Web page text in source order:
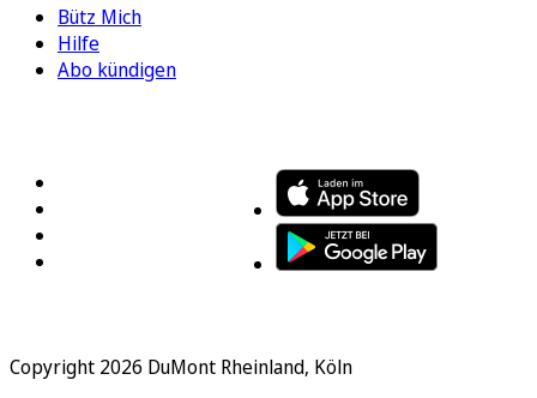
Bütz Mich
Hilfe
Abo kündigen
Copyright 2026 DuMont Rheinland, Köln